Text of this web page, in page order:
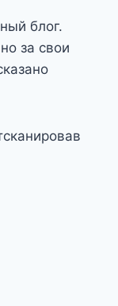
блог.
за свои